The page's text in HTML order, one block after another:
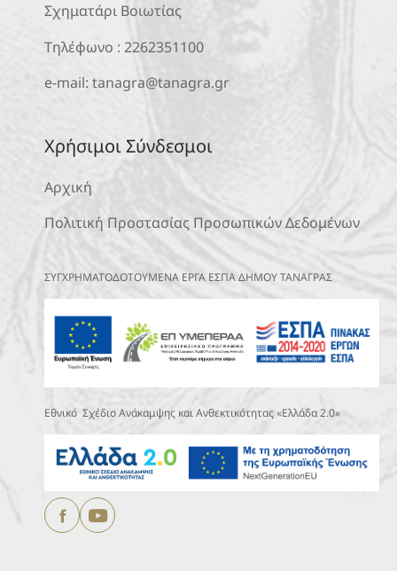
Σχηματάρι Βοιωτίας
Τηλέφωνο : 2262351100
e-mail: tanagra@tanagra.gr
Χρήσιμοι Σύνδεσμοι
Αρχική
Πολιτική Προστασίας Προσωπικών Δεδομένων
ΣΥΓΧΡΗΜΑΤΟΔΟΤΟΥΜΕΝΑ ΕΡΓΑ ΕΣΠΑ ΔΗΜΟΥ ΤΑΝΑΓΡΑΣ
Εθνικό Σχέδιο Ανάκαμψης και Ανθεκτικότητας «Ελλάδα 2.0»